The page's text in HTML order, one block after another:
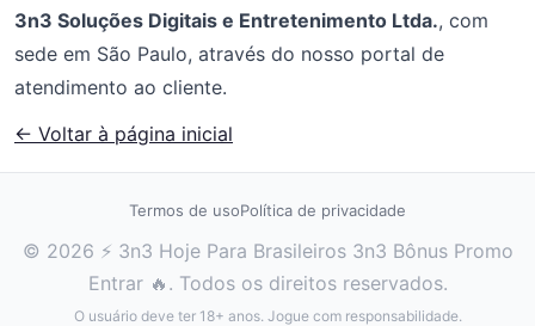
3n3 Soluções Digitais e Entretenimento Ltda., com
sede em São Paulo, através do nosso portal de
atendimento ao cliente.
← Voltar à página inicial
Termos de usoPolítica de privacidade
© 2026 ⚡ 3n3 Hoje Para Brasileiros 3n3 Bônus Promo
Entrar 🔥. Todos os direitos reservados.
O usuário deve ter 18+ anos. Jogue com responsabilidade.